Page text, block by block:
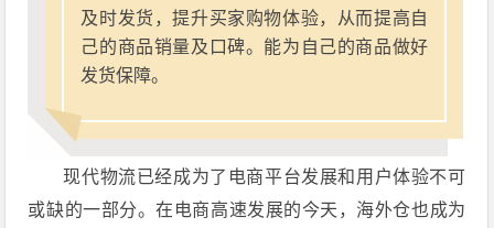
及时发货，提升买家购物体验，从而提高自
己的商品销量及口碑。能为自己的商品做好
发货保障。
现代物流已经成为了电商平台发展和用户体验不可
或缺的一部分。在电商高速发展的今天，海外仓也成为